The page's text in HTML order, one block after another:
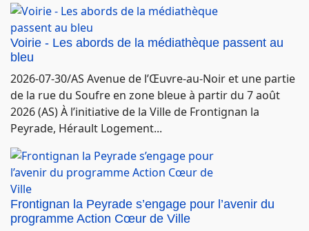
Voirie - Les abords de la médiathèque passent au
bleu
2026-07-30/AS Avenue de l’Œuvre-au-Noir et une partie
de la rue du Soufre en zone bleue à partir du 7 août
2026 (AS) À l’initiative de la Ville de Frontignan la
Peyrade, Hérault Logement...
Frontignan la Peyrade s’engage pour l’avenir du
programme Action Cœur de Ville